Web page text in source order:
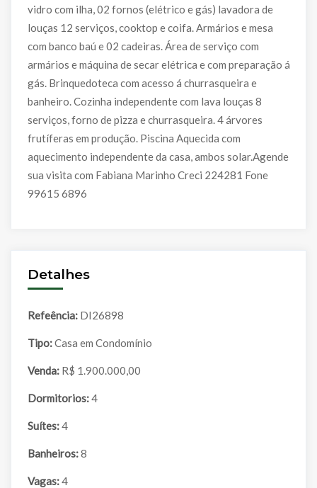
vidro com ilha, 02 fornos (elétrico e gás) lavadora de
louças 12 serviços, cooktop e coifa. Armários e mesa
com banco baú e 02 cadeiras. Área de serviço com
armários e máquina de secar elétrica e com preparação á
gás. Brinquedoteca com acesso á churrasqueira e
banheiro. Cozinha independente com lava louças 8
serviços, forno de pizza e churrasqueira. 4 árvores
frutíferas em produção. Piscina Aquecida com
aquecimento independente da casa, ambos solar.Agende
sua visita com Fabiana Marinho Creci 224281 Fone
99615 6896
Detalhes
Refeência: DI26898
Tipo: Casa em Condomínio
Venda: R$ 1.900.000,00
Dormitorios: 4
Suítes: 4
Banheiros: 8
Vagas: 4